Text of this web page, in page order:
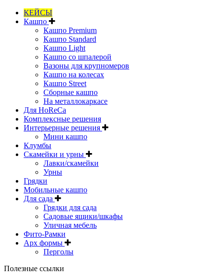
КЕЙСЫ
Кашпо
Кашпо Premium
Кашпо Standard
Кашпо Light
Кашпо со шпалерой
Вазоны для крупномеров
Кашпо на колесах
Кашпо Street
Сборные кашпо
На металлокаркасе
Для HoReCa
Комплексные решения
Интерьерные решения
Мини кашпо
Клумбы
Скамейки и урны
Лавки/скамейки
Урны
Грядки
Мобильные кашпо
Для сада
Грядки для сада
Садовые ящики/шкафы
Уличная мебель
Фито-Рамки
Арх формы
Перголы
Полезные ссылки